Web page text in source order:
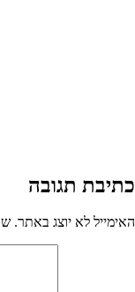
כתיבת תגובה
האימייל לא יוצג באתר.